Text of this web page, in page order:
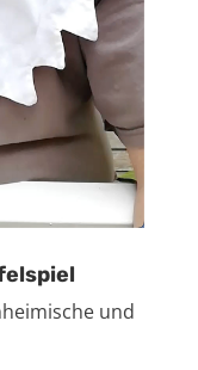
und